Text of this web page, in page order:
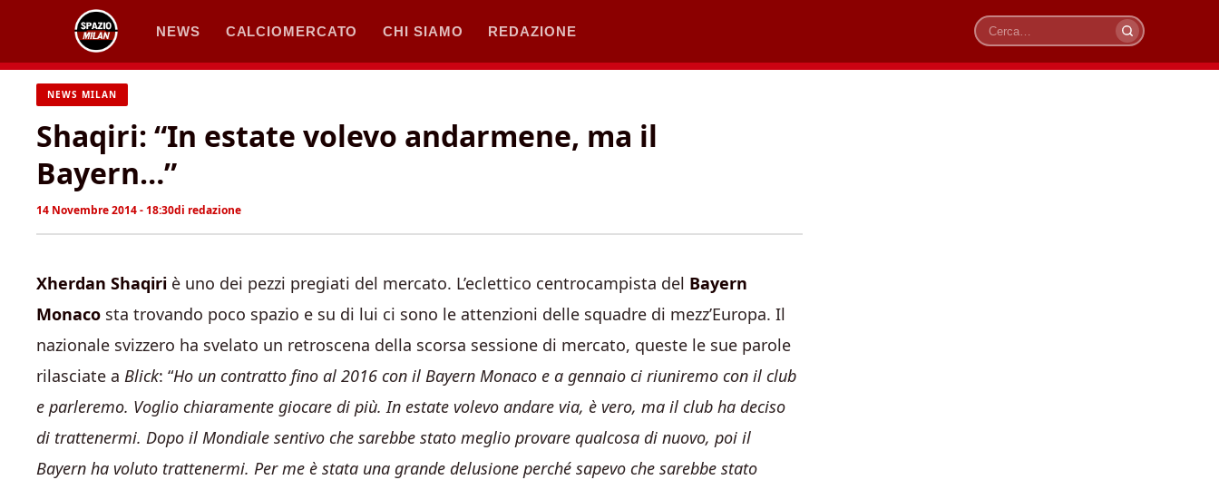
contenuto
NEWS CALCIOMERCATO CHI SIAMO REDAZIONE
Cerca
NEWS MILAN
Shaqiri: “In estate volevo andarmene, ma il
Bayern…”
14 Novembre 2014 - 18:30di redazione
Xherdan Shaqiri è uno dei pezzi pregiati del mercato. L’eclettico centrocampista del Bayern
Monaco sta trovando poco spazio e su di lui ci sono le attenzioni delle squadre di mezz’Europa. Il
nazionale svizzero ha svelato un retroscena della scorsa sessione di mercato, queste le sue parole
rilasciate a Blick: “Ho un contratto fino al 2016 con il Bayern Monaco e a gennaio ci riuniremo con il club
e parleremo. Voglio chiaramente giocare di più. In estate volevo andare via, è vero, ma il club ha deciso
di trattenermi. Dopo il Mondiale sentivo che sarebbe stato meglio provare qualcosa di nuovo, poi il
Bayern ha voluto trattenermi. Per me è stata una grande delusione perché sapevo che sarebbe stato